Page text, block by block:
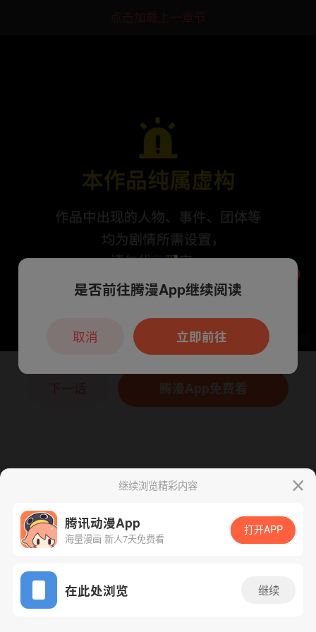
点击加载上一章节
App免费看
腾漫App免费看
继续浏览精彩内容
腾讯动漫App
海量漫画 新人7天免费看
打开APP
在此处浏览 继续
本章节仅支持App阅读，可打开App新用
户7天免费看
是否前往腾漫App继续阅读
立即前往
取消